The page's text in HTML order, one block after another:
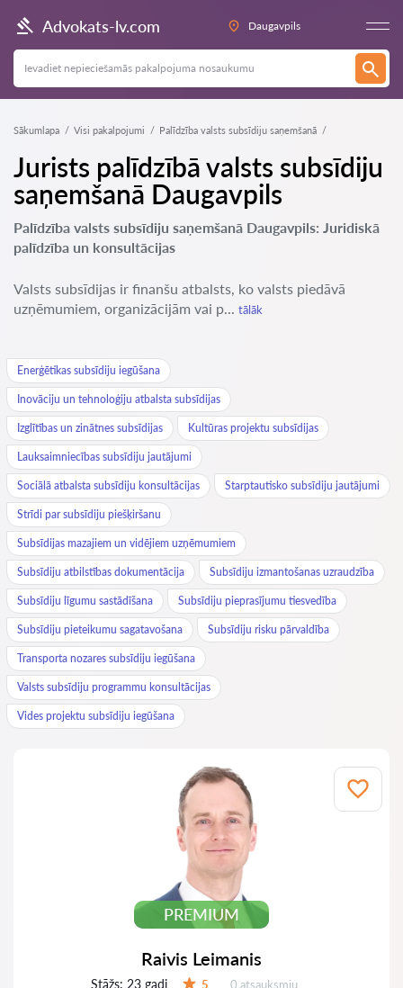
Advokats-lv.com Daugavpils
Sākumlapa Visi pakalpojumi Palīdzība valsts subsīdiju saņemšanā
Jurists palīdzībā valsts subsīdiju
saņemšanā Daugavpils
Palīdzība valsts subsīdiju saņemšanā Daugavpils: Juridiskā
palīdzība un konsultācijas
Valsts subsīdijas ir finanšu atbalsts, ko valsts piedāvā
uzņēmumiem, organizācijām vai p... tālāk
Enerģētikas subsīdiju iegūšana
Inovāciju un tehnoloģiju atbalsta subsīdijas
Izglītības un zinātnes subsīdijas Kultūras projektu subsīdijas
Lauksaimniecības subsīdiju jautājumi
Sociālā atbalsta subsīdiju konsultācijas Starptautisko subsīdiju jautājumi
Strīdi par subsīdiju piešķiršanu
Subsīdijas mazajiem un vidējiem uzņēmumiem
Subsīdiju atbilstības dokumentācija Subsīdiju izmantošanas uzraudzība
Subsīdiju līgumu sastādīšana Subsīdiju pieprasījumu tiesvedība
Subsīdiju pieteikumu sagatavošana Subsīdiju risku pārvaldība
Transporta nozares subsīdiju iegūšana
Valsts subsīdiju programmu konsultācijas
Vides projektu subsīdiju iegūšana
PREMIUM
Raivis Leimanis
Stāžs: 23 gadi 5 Atsauksmes:
0 atsauksmju